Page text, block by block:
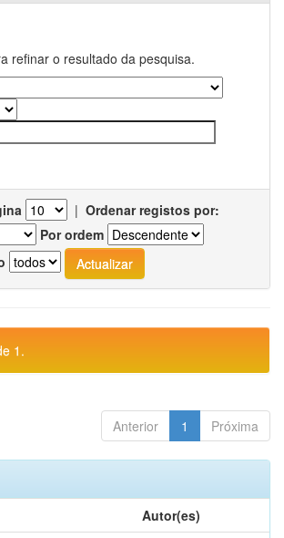
refinar o resultado da pesquisa.
| Ordenar registos por:
Por ordem
1.
Anterior 1 Próxima
Autor(es)